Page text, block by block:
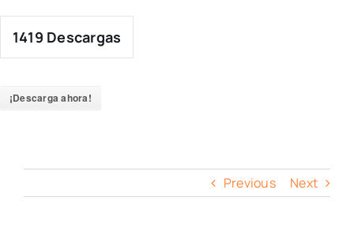
content
1419 Descargas
¡Descarga ahora!
Previous Next